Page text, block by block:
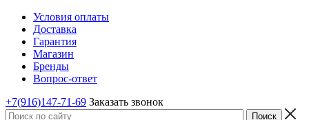
Условия оплаты
Доставка
Гарантия
Магазин
Бренды
Вопрос-ответ
+7(916)147-71-69 Заказать звонок